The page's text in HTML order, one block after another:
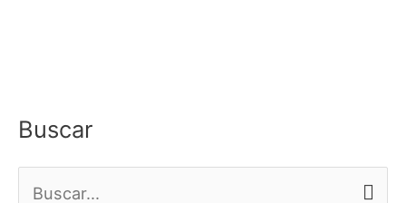
Buscar